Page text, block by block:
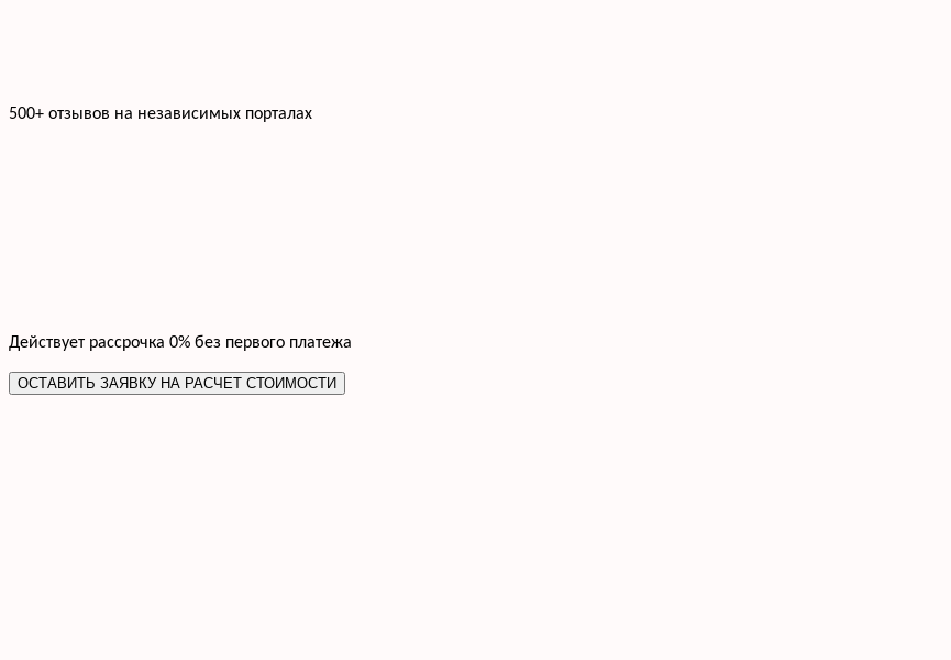
500+ отзывов на независимых порталах
Действует рассрочка 0% без первого платежа
ОСТАВИТЬ ЗАЯВКУ НА РАСЧЕТ СТОИМОСТИ